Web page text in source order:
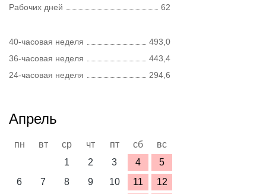
Рабочих дней
62
40-часовая неделя
493,0
36-часовая неделя
443,4
24-часовая неделя
294,6
Апрель
пн вт ср чт пт сб
вс
1
2 3 4
5
6
7 8 9 10 11
12